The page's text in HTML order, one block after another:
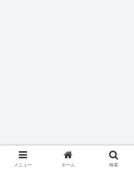
メニュー ホーム 検索